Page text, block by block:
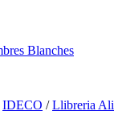
Blanches
IDECO /Llibreria